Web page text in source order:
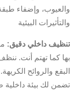
والعيوب، وإضفاء
والتأثيرات البيئية
تنظيف داخلي دقيق:
بها كما تهتم أنت.
البقع والروائح
تضمن لك بيئة